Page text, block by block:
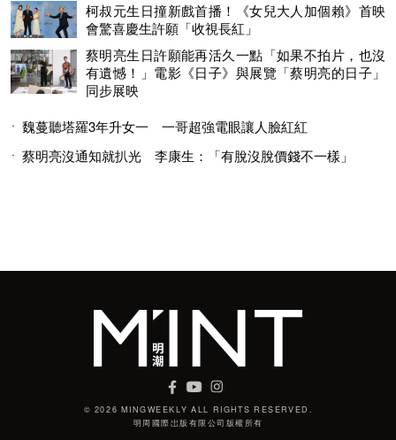
柯叔元生日撞新戲首播！《女兒大人加個賴》首映
會驚喜慶生許願「收視長紅」
蔡明亮生日許願能再活久一點「如果不拍片，也沒
有遺憾！」電影《日子》與展覽「蔡明亮的日子」
同步展映
魏蔓聽塔羅3年升女一 一哥超強電眼讓人臉紅紅
蔡明亮沒通知就扒光 李康生：「有脫沒脫價錢不一樣」
© 2026 MINGWEEKLY ALL RIGHTS RESERVED.
明周國際岀版有限公司版權所有